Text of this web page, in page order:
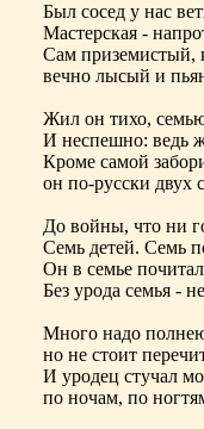
Был сосед у нас
Мастерская -
Сам приземистый,
вечно лысый и
Жил он тихо,
И неспешно: ведь
Кроме самой
он по-русски двух
До войны, что ни
Семь детей. Семь
Он в семье
Без урода семья -
Много надо
но не стоит
И уродец стучал
по ночам, по